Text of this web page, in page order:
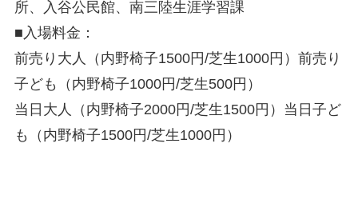
所、入谷公民館、南三陸生涯学習課
■入場料金：
前売り大人（内野椅子1500円/芝生1000円）前売り
子ども（内野椅子1000円/芝生500円）
当日大人（内野椅子2000円/芝生1500円）当日子ど
も（内野椅子1500円/芝生1000円）